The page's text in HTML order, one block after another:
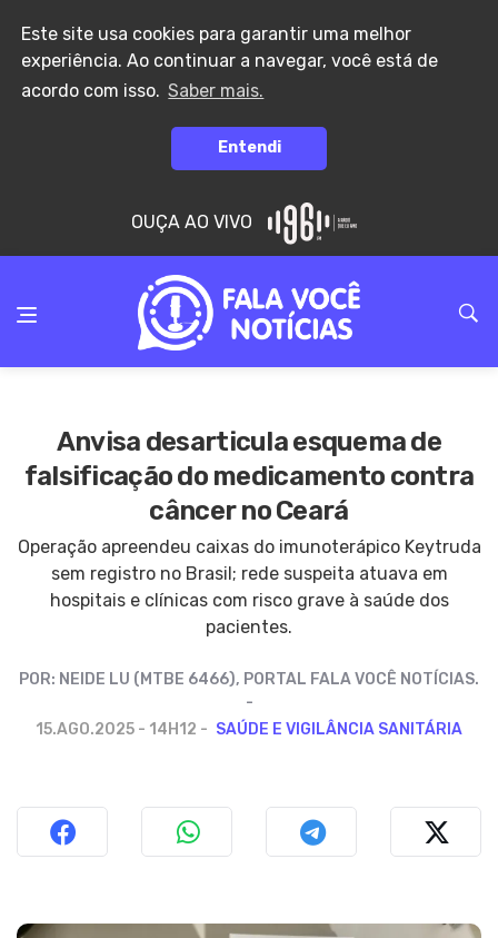
Este site usa cookies para garantir uma melhor
experiência. Ao continuar a navegar, você está de
acordo com isso. Saber mais.
Entendi
OUÇA AO VIVO
Anvisa desarticula esquema de
falsificação do medicamento contra
câncer no Ceará
Operação apreendeu caixas do imunoterápico Keytruda
sem registro no Brasil; rede suspeita atuava em
hospitais e clínicas com risco grave à saúde dos
pacientes.
POR: NEIDE LU (MTBE 6466), PORTAL FALA VOCÊ NOTÍCIAS.
15.AGO.2025 - 14H12 SAÚDE E VIGILÂNCIA SANITÁRIA